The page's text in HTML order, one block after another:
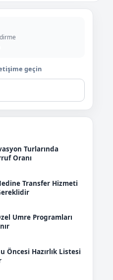
geçin
Turlarında
Oranı
Transfer Hizmeti
Umre Programları
Öncesi Hazırlık Listesi